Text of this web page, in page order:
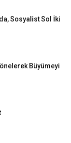
Sosyalist Sol İki
Büyümeyi